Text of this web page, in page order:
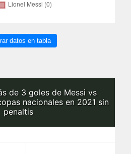
datos en tabla
de 3 goles de Messi vs
nacionales en 2021 sin
penaltis